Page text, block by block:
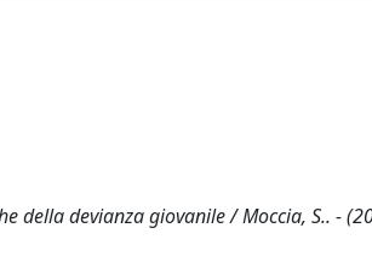
della devianza giovanile / Moccia, S.. -